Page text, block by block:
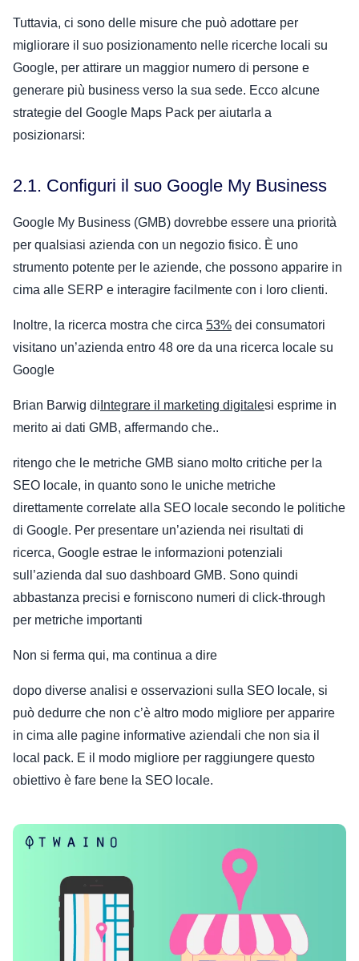
Tuttavia, ci sono delle misure che può adottare per
migliorare il suo posizionamento nelle ricerche locali su
Google, per attirare un maggior numero di persone e
generare più business verso la sua sede. Ecco alcune
strategie del Google Maps Pack per aiutarla a
posizionarsi:
2.1. Configuri il suo Google My Business
Google My Business (GMB) dovrebbe essere una priorità
per qualsiasi azienda con un negozio fisico. È uno
strumento potente per le aziende, che possono apparire in
cima alle SERP e interagire facilmente con i loro clienti.
Inoltre, la ricerca mostra che circa 53% dei consumatori
visitano un’azienda entro 48 ore da una ricerca locale su
Google
Brian Barwig di Integrare il marketing digitalesi esprime in
merito ai dati GMB, affermando che..
ritengo che le metriche GMB siano molto critiche per la
SEO locale, in quanto sono le uniche metriche
direttamente correlate alla SEO locale secondo le politiche
di Google. Per presentare un’azienda nei risultati di
ricerca, Google estrae le informazioni potenziali
sull’azienda dal suo dashboard GMB. Sono quindi
abbastanza precisi e forniscono numeri di click-through
per metriche importanti
Non si ferma qui, ma continua a dire
dopo diverse analisi e osservazioni sulla SEO locale, si
può dedurre che non c’è altro modo migliore per apparire
in cima alle pagine informative aziendali che non sia il
local pack. E il modo migliore per raggiungere questo
obiettivo è fare bene la SEO locale.